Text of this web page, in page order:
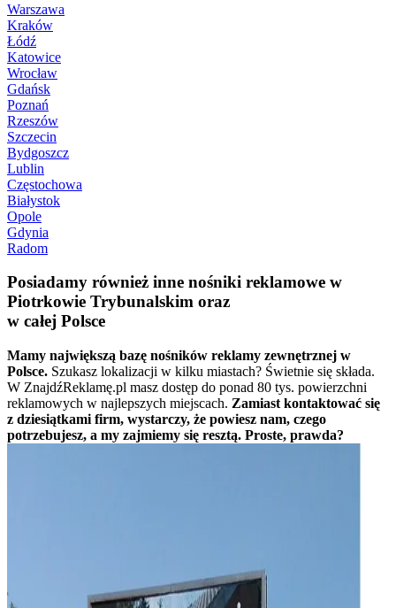
Warszawa
Kraków
Łódź
Katowice
Wrocław
Gdańsk
Poznań
Rzeszów
Szczecin
Bydgoszcz
Lublin
Częstochowa
Białystok
Opole
Gdynia
Radom
Posiadamy również inne nośniki reklamowe w
Piotrkowie Trybunalskim oraz
w całej Polsce
Mamy największą bazę nośników reklamy zewnętrznej w
Polsce. Szukasz lokalizacji w kilku miastach? Świetnie się składa.
W ZnajdźReklamę.pl masz dostęp do ponad 80 tys. powierzchni
reklamowych w najlepszych miejscach. Zamiast kontaktować się
z dziesiątkami firm, wystarczy, że powiesz nam, czego
potrzebujesz, a my zajmiemy się resztą. Proste, prawda?